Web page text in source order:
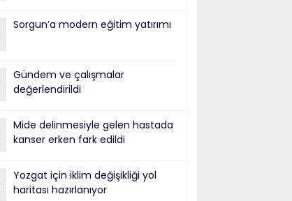
Sorgun’a modern eğitim yatırımı
Gündem ve çalışmalar
değerlendirildi
Mide delinmesiyle gelen hastada
kanser erken fark edildi
Yozgat için iklim değişikliği yol
haritası hazırlanıyor